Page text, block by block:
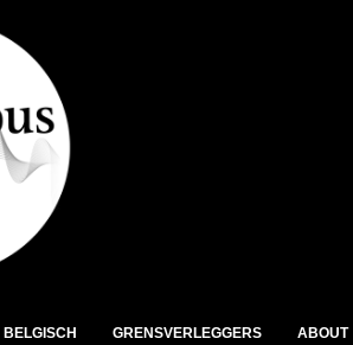
BELGISCH GRENSVERLEGGERS ABOUT